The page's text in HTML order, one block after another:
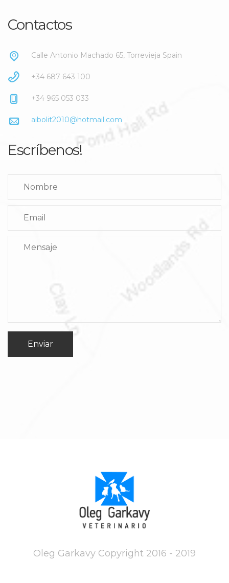
Contactos
Calle Antonio Machado 65, Torrevieja Spain
+34 687 643 100
+34 965 053 033
aibolit2010@hotmail.com
Escríbenos!
Oleg Garkavy Copyright 2016 - 2019